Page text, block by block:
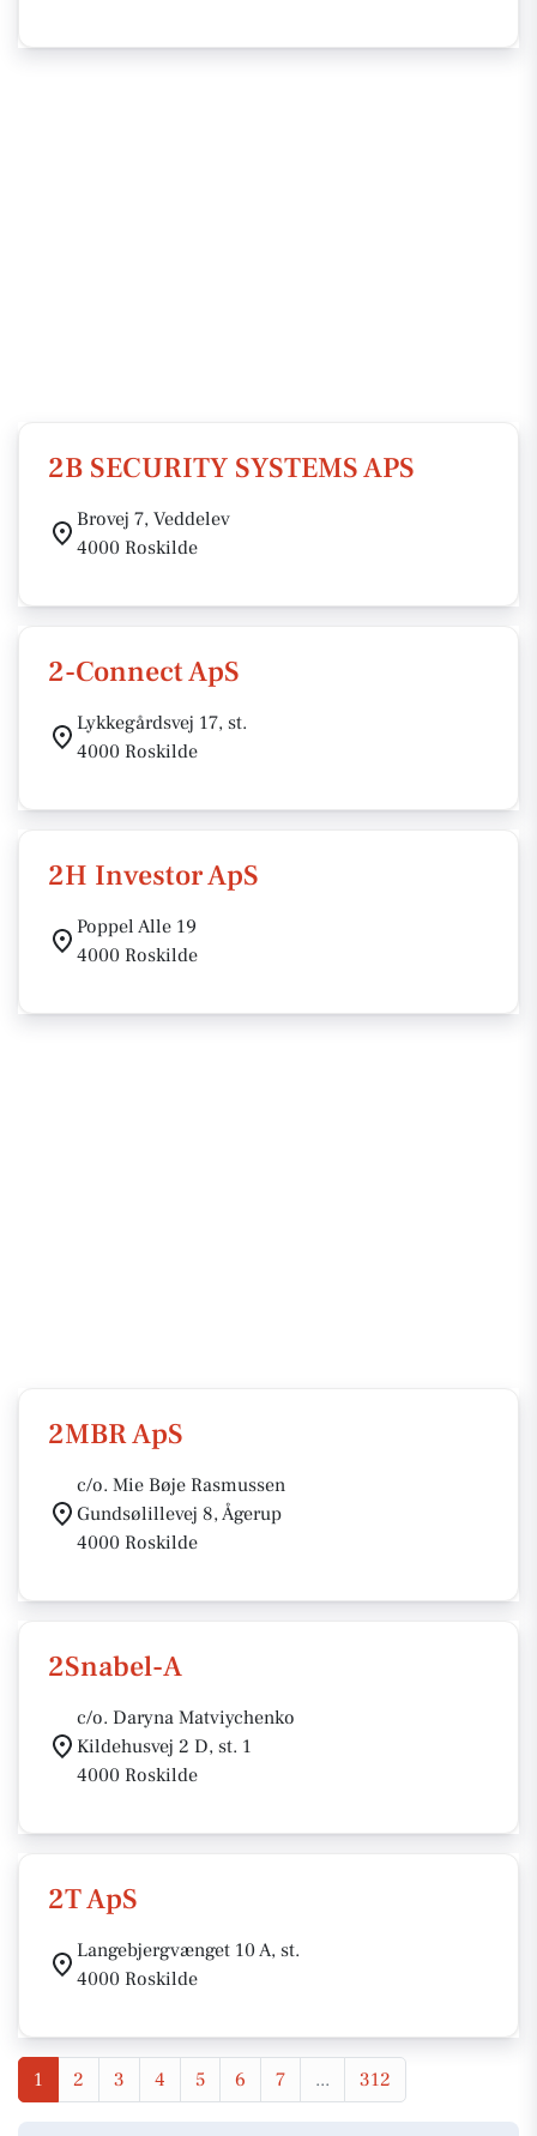
2B SECURITY SYSTEMS APS
Brovej 7, Veddelev
4000 Roskilde
2-Connect ApS
Lykkegårdsvej 17, st.
4000 Roskilde
2H Investor ApS
Poppel Alle 19
4000 Roskilde
2MBR ApS
c/o. Mie Bøje Rasmussen
Gundsølillevej 8, Ågerup
4000 Roskilde
2Snabel-A
c/o. Daryna Matviychenko
Kildehusvej 2 D, st. 1
4000 Roskilde
2T ApS
Langebjergvænget 10 A, st.
4000 Roskilde
1 2 3 4 5 6 7 ... 312